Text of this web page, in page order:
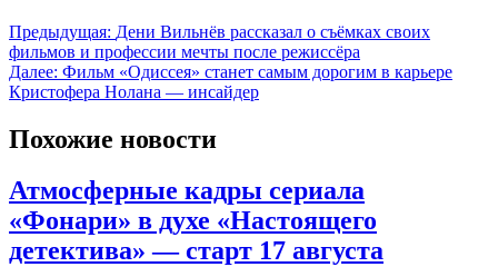
Предыдущая: Дени Вильнёв рассказал о съёмках своих
фильмов и профессии мечты после режиссёра
Далее: Фильм «Одиссея» станет самым дорогим в карьере
Кристофера Нолана — инсайдер
Похожие новости
Атмосферные кадры сериала
«Фонари» в духе «Настоящего
детектива» — старт 17 августа